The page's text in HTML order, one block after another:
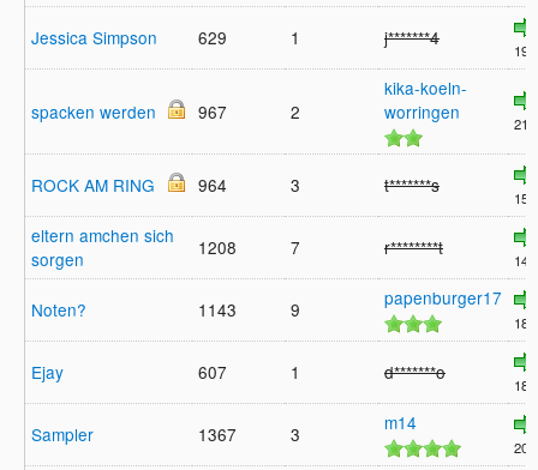
Jessica Simpson 629 1 j*******4
spacken werden 967 2
kika-koeln-
worringen
ROCK AM RING 964 3 t*******s
eltern amchen sich
sorgen
1208 7 r********t
Noten? 1143 9 papenburger17
Ejay 607 1 d*******o
Sampler 1367 3 m14